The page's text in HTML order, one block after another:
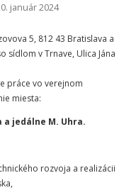
január 2024
5, 812 43 Bratislava a
sídlom v Trnave, Ulica Jána
práce vo verejnom
miesta:
jedálne M. Uhra.
rozvoja a realizácii